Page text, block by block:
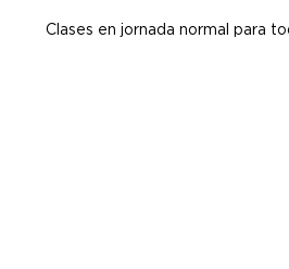
Clases en jornada normal para